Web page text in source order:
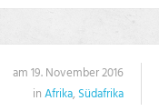
am 19. November 2016
inAfrika, Südafrika